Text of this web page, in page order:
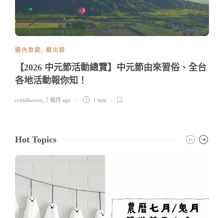
國內旅遊, 蝦出遊
【2026 中元節活動總覽】中元節由來習俗、全台
各地活動報你知！
cchhllooeee 7 個月 ago 1 min
Hot Topics